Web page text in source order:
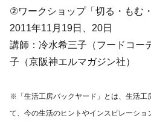
②ワークショップ「切る・もむ
2011年11月19日、20日
講師：冷水希三子（フードコー
子（京阪神エルマガジン社）
※「生活工房バックヤード」とは、生活工
て、今の生活のヒントやインスピレーショ